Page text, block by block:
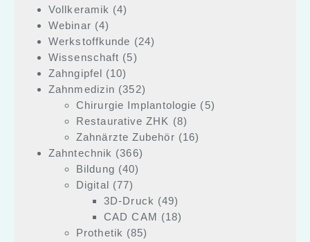
Vollkeramik (4)
Webinar (4)
Werkstoffkunde (24)
Wissenschaft (5)
Zahngipfel (10)
Zahnmedizin (352)
Chirurgie Implantologie (5)
Restaurative ZHK (8)
Zahnärzte Zubehör (16)
Zahntechnik (366)
Bildung (40)
Digital (77)
3D-Druck (49)
CAD CAM (18)
Prothetik (85)